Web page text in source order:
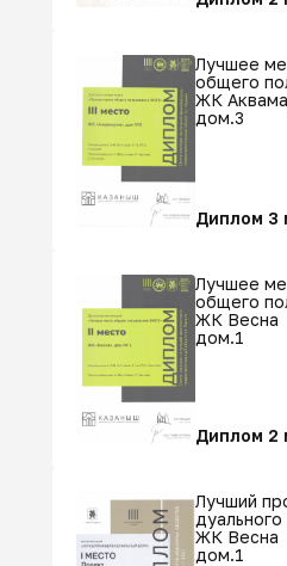
Лучшее
общего
ЖК
дом.3
Диплом 3
Лучшее
общего
ЖК Весна
дом.1
Диплом 2
Лучший
ЖК Весна
дом.1